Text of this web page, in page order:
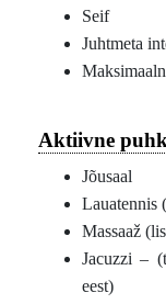
Seif
Juhtmeta
Aktiivne
Jõusaal
Lauatennis
Massaaž
Jacuzzi –
eest)